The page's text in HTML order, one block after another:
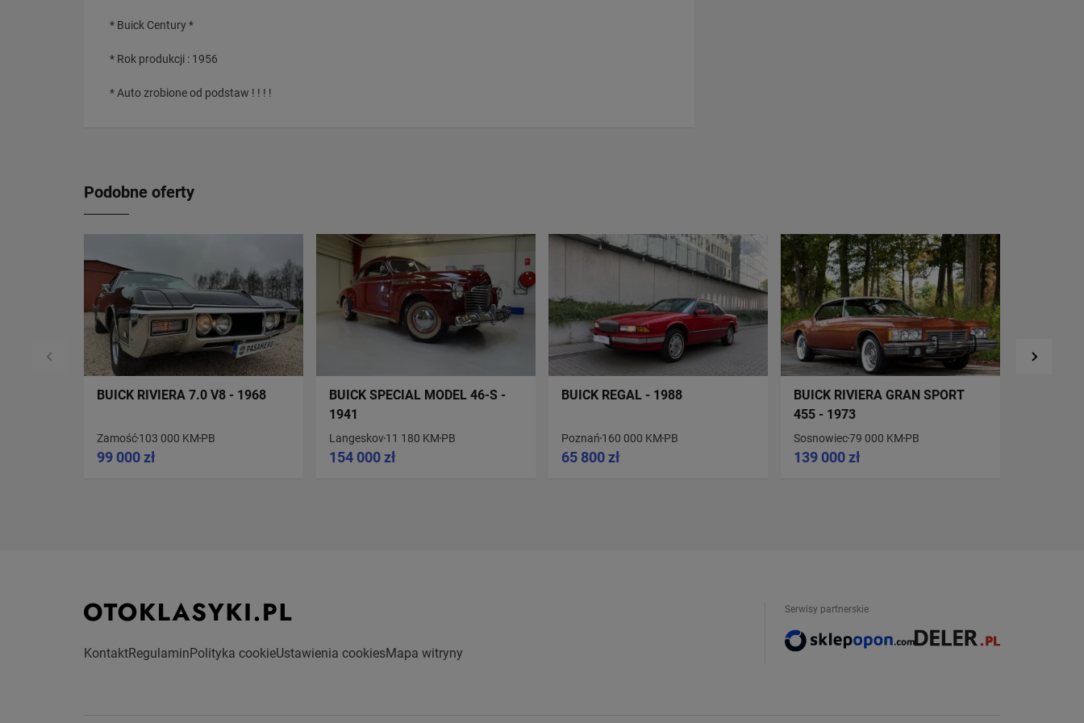
* Buick Century *
* Rok produkcji : 1956
* Auto zrobione od podstaw ! ! ! !
Podobne oferty
BUICK RIVIERA 7.0 V8 - 1968
Zamość103 000 KM PB
99 000 zł
BUICK SPECIAL MODEL 46-S -
1941
Langeskov11 180 KM PB
154 000 zł
BUICK REGAL - 1988
Poznań 160 000 KM PB
65 800 zł
BUICK RIVIERA GRAN SPORT
455 - 1973
Sosnowiec79 000 KM PB
139 000 zł
KontaktRegulaminPolityka cookieUstawienia cookiesMapa witryny
Serwisy partnerskie